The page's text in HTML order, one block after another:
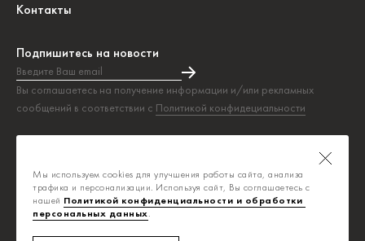
Контакты
Подпишитесь на новости
Введите Ваш email
Вы соглашаетесь на получение информации и/или рекламных
сообщений в соответствии с Политикой конфидециальности
Подписка на новости прошла успешно!
Политика конфиденциальности
Публичная оферта
Мы используем cookies для улучшения работы сайта, анализа
трафика и персонализации. Используя сайт, Вы соглашаетесь с
нашей Политикой конфиденциальности и обработки
персональных данных.